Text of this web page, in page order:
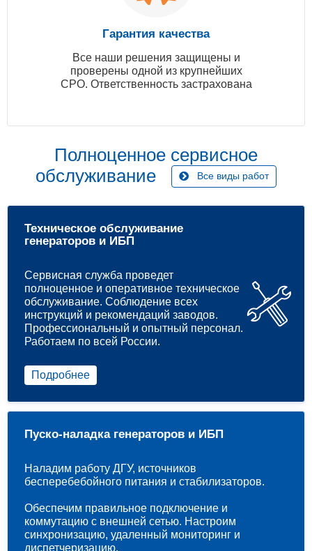
Гарантия качества
Все наши решения защищены и
проверены одной из крупнейших
СРО. Ответственность застрахована
Полноценное сервисное
обслуживание
Все виды работ
Техническое обслуживание
генераторов и ИБП
Сервисная служба проведет
полноценное и оперативное техническое
обслуживание. Соблюдение всех
инструкций и рекомендаций заводов.
Профессиональный и опытный персонал.
Работаем по всей России.
Подробнее
Пуско-наладка генераторов и ИБП
Наладим работу ДГУ, источников
бесперебебойного питания и стабилизаторов.
Обеспечим правильное подключение и
коммутацию с внешней сетью. Настроим
синхронизацию, удаленный мониторинг и
диспетчеризацию.